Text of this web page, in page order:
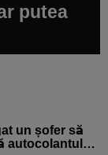
putea
un șofer să
autocolantul…